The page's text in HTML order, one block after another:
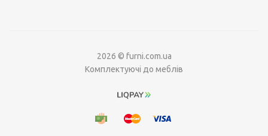
2026 © furni.com.ua
Комплектуючі до меблів